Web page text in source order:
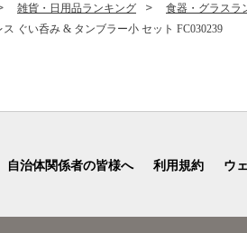
雑貨・日用品ランキング
食器・グラスラ
ぐい呑み & タンブラー小 セット FC030239
自治体関係者の皆様へ 利用規約 ウ